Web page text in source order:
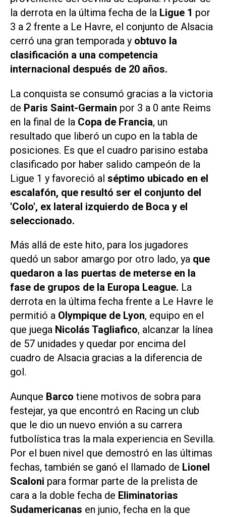
la derrota en la última fecha de la Ligue 1 por
3 a 2 frente a Le Havre, el conjunto de Alsacia
cerró una gran temporada y obtuvo la
clasificación a una competencia
internacional después de 20 años.
La conquista se consumó gracias a la victoria
de Paris Saint-Germain por 3 a 0 ante Reims
en la final de la Copa de Francia, un
resultado que liberó un cupo en la tabla de
posiciones. Es que el cuadro parisino estaba
clasificado por haber salido campeón de la
Ligue 1 y favoreció al séptimo ubicado en el
escalafón, que resultó ser el conjunto del
'Colo', ex lateral izquierdo de Boca y el
seleccionado.
Más allá de este hito, para los jugadores
quedó un sabor amargo por otro lado, ya que
quedaron a las puertas de meterse en la
fase de grupos de la Europa League. La
derrota en la última fecha frente a Le Havre le
permitió a Olympique de Lyon, equipo en el
que juega Nicolás Tagliafico, alcanzar la línea
de 57 unidades y quedar por encima del
cuadro de Alsacia gracias a la diferencia de
gol.
Aunque Barco tiene motivos de sobra para
festejar, ya que encontró en Racing un club
que le dio un nuevo envión a su carrera
futbolística tras la mala experiencia en Sevilla.
Por el buen nivel que demostró en las últimas
fechas, también se ganó el llamado de Lionel
Scaloni para formar parte de la prelista de
cara a la doble fecha de Eliminatorias
Sudamericanas en junio, fecha en la que